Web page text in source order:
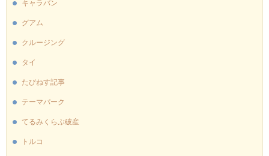
キャラバン
グアム
クルージング
タイ
たびねす記事
テーマパーク
てるみくらぶ破産
トルコ